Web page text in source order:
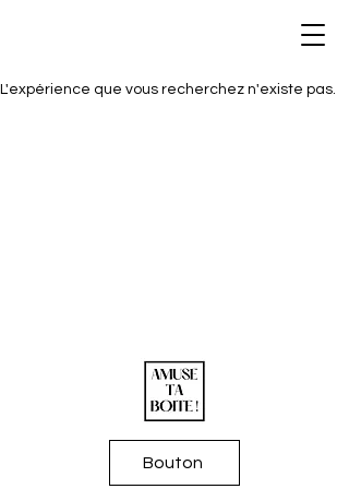
L'expérience que vous recherchez n'existe pas.
Bouton